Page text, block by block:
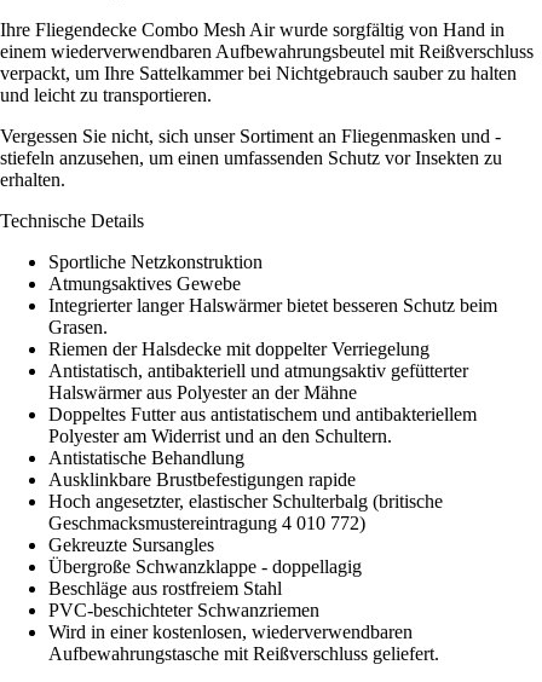
Ihre Fliegendecke Combo Mesh Air wurde sorgfältig von Hand in
einem wiederverwendbaren Aufbewahrungsbeutel mit Reißverschluss
verpackt, um Ihre Sattelkammer bei Nichtgebrauch sauber zu halten
und leicht zu transportieren.
Vergessen Sie nicht, sich unser Sortiment an Fliegenmasken und -
stiefeln anzusehen, um einen umfassenden Schutz vor Insekten zu
erhalten.
Technische Details
Sportliche Netzkonstruktion
Atmungsaktives Gewebe
Integrierter langer Halswärmer bietet besseren Schutz beim
Grasen.
Riemen der Halsdecke mit doppelter Verriegelung
Antistatisch, antibakteriell und atmungsaktiv gefütterter
Halswärmer aus Polyester an der Mähne
Doppeltes Futter aus antistatischem und antibakteriellem
Polyester am Widerrist und an den Schultern.
Antistatische Behandlung
Ausklinkbare Brustbefestigungen rapide
Hoch angesetzter, elastischer Schulterbalg (britische
Geschmacksmustereintragung 4 010 772)
Gekreuzte Sursangles
Übergroße Schwanzklappe - doppellagig
Beschläge aus rostfreiem Stahl
PVC-beschichteter Schwanzriemen
Wird in einer kostenlosen, wiederverwendbaren
Aufbewahrungstasche mit Reißverschluss geliefert.